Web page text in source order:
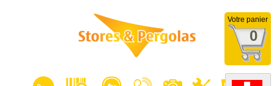
Votre panier
0